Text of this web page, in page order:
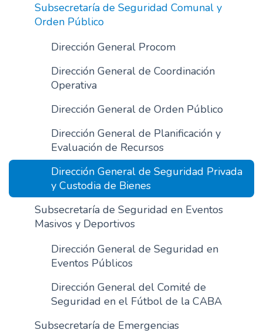
Subsecretaría de Seguridad Comunal y
Orden Público
Dirección General Procom
Dirección General de Coordinación
Operativa
Dirección General de Orden Público
Dirección General de Planificación y
Evaluación de Recursos
Dirección General de Seguridad Privada
y Custodia de Bienes
Subsecretaría de Seguridad en Eventos
Masivos y Deportivos
Dirección General de Seguridad en
Eventos Públicos
Dirección General del Comité de
Seguridad en el Fútbol de la CABA
Subsecretaría de Emergencias